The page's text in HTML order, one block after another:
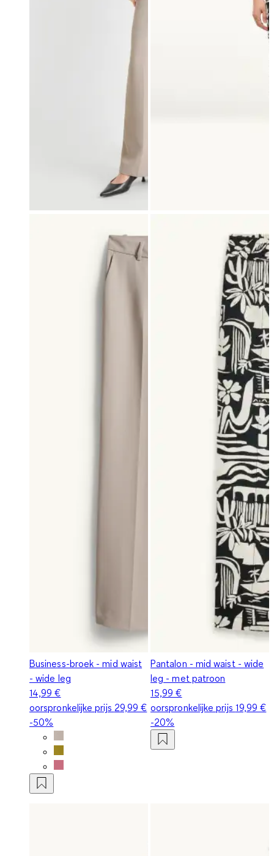
Business-broek - mid waist
- wide leg
14,99 €
oorspronkelijke prijs 29,99 €
-50%
Pantalon - mid waist - wide
leg - met patroon
15,99 €
oorspronkelijke prijs 19,99 €
-20%